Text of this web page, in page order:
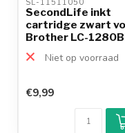
SL-11511050
SecondLife inkt
cartridge zwart
Brother LC-
XXL
Niet op voorraad
€9,99